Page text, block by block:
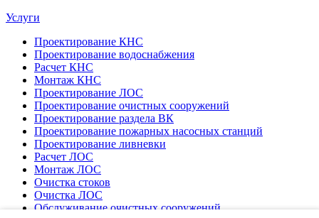
Услуги
Проектирование КНС
Проектирование водоснабжения
Расчет КНС
Монтаж КНС
Проектирование ЛОС
Проектирование очистных сооружений
Проектирование раздела ВК
Проектирование пожарных насосных станций
Проектирование ливневки
Расчет ЛОС
Монтаж ЛОС
Очистка стоков
Очистка ЛОС
Обслуживание очистных сооружений